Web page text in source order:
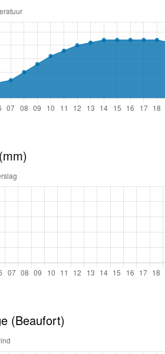
(Beaufort)